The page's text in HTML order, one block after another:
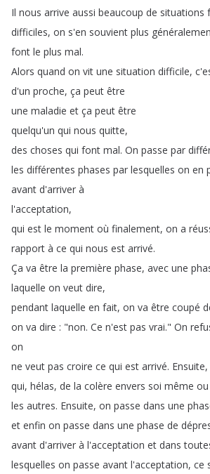
Il nous arrive aussi beaucoup de situations
difficiles, on s'en souvient plus
font le plus mal.
Alors quand on vit une situation difficile,
d'un proche, ça peut être
une maladie et ça peut être
quelqu'un qui nous quitte,
des choses qui font mal. On passe par
les différentes phases par lesquelles on en
avant d'arriver à
l'acceptation,
qui est le moment où finalement, on a
rapport à ce qui nous est arrivé.
Ça va être la première phase, avec une
laquelle on veut dire,
pendant laquelle en fait, on va être coupé
on va dire : "non. Ce n'est pas vrai." On
on
ne veut pas croire ce qui est arrivé. Ensuite,
qui, hélas, de la colère envers soi même ou
les autres. Ensuite, on passe dans une
et enfin on passe dans une phase de
avant d'arriver à l'acceptation et dans
lesquelles on passe avant l'acceptation, ce